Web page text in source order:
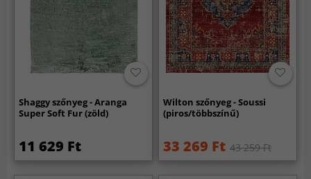
Shaggy szőnyeg - Aranga
Super Soft Fur (zöld)
11 629 Ft
Wilton szőnyeg - Soussi
(piros/többszínű)
33 269 Ft 43 259 Ft